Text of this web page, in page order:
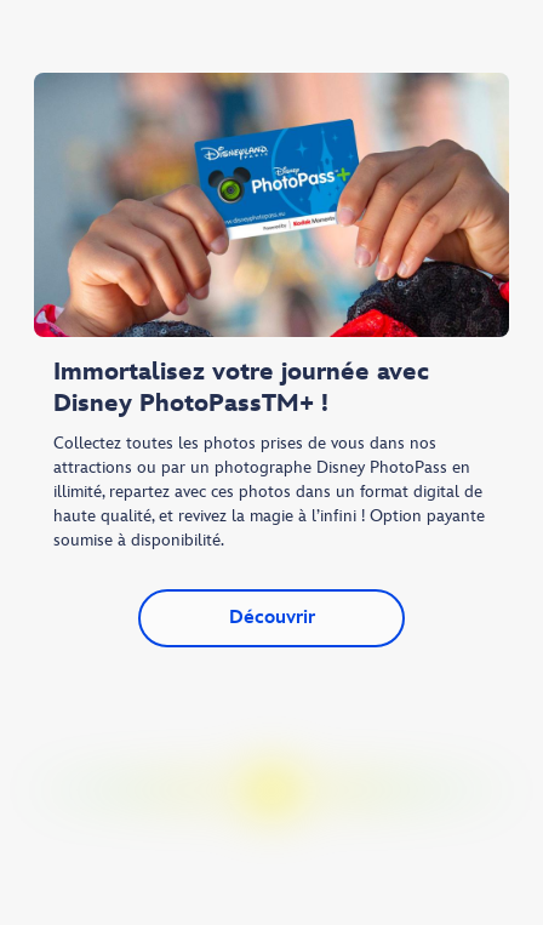
Immortalisez votre journée avec
Disney PhotoPassTM+ !
Collectez toutes les photos prises de vous dans nos
attractions ou par un photographe Disney PhotoPass en
illimité, repartez avec ces photos dans un format digital de
haute qualité, et revivez la magie à l’infini ! Option payante
soumise à disponibilité.
Découvrir